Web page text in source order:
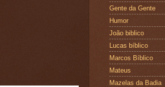
Gente da Gente
Humor
João biblico
Lucas bíblico
Marcos Bíblico
Mateus
Mazelas da Badia